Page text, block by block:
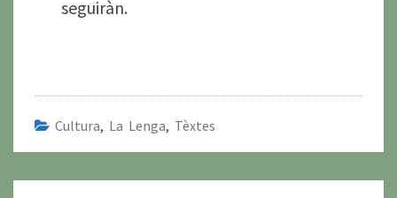
seguiràn.
Cultura, La Lenga, Tèxtes